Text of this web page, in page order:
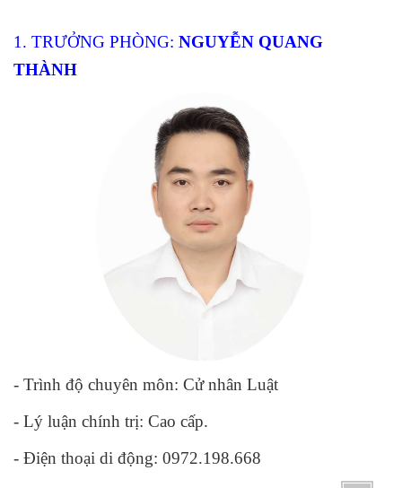
1. TRƯỞNG PHÒNG: NGUYỄN QUANG
THÀNH
- Trình độ chuyên môn: Cử nhân Luật
- Lý luận chính trị: Cao cấp.
- Điện thoại di động: 0972.198.668